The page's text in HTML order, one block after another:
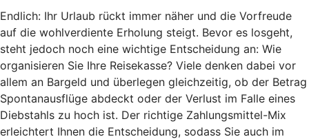
Endlich: Ihr Urlaub rückt immer näher und die Vorfreude
auf die wohlverdiente Erholung steigt. Bevor es losgeht,
steht jedoch noch eine wichtige Entscheidung an: Wie
organisieren Sie Ihre Reisekasse? Viele denken dabei vor
allem an Bargeld und überlegen gleichzeitig, ob der Betrag
Spontanausflüge abdeckt oder der Verlust im Falle eines
Diebstahls zu hoch ist. Der richtige Zahlungsmittel-Mix
erleichtert Ihnen die Entscheidung, sodass Sie auch im